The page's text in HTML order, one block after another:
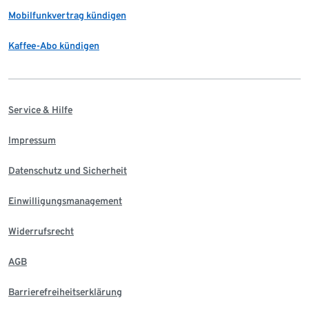
Mobilfunkvertrag kündigen
Kaffee-Abo kündigen
Service & Hilfe
Impressum
Datenschutz und Sicherheit
Einwilligungsmanagement
Widerrufsrecht
AGB
Barrierefreiheitserklärung